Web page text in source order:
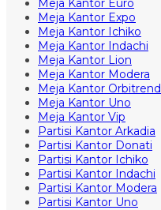
Meja Kantor Euro
Meja Kantor Expo
Meja Kantor Ichiko
Meja Kantor Indachi
Meja Kantor Lion
Meja Kantor Modera
Meja Kantor Orbitrend
Meja Kantor Uno
Meja Kantor Vip
Partisi Kantor Arkadia
Partisi Kantor Donati
Partisi Kantor Ichiko
Partisi Kantor Indachi
Partisi Kantor Modera
Partisi Kantor Uno